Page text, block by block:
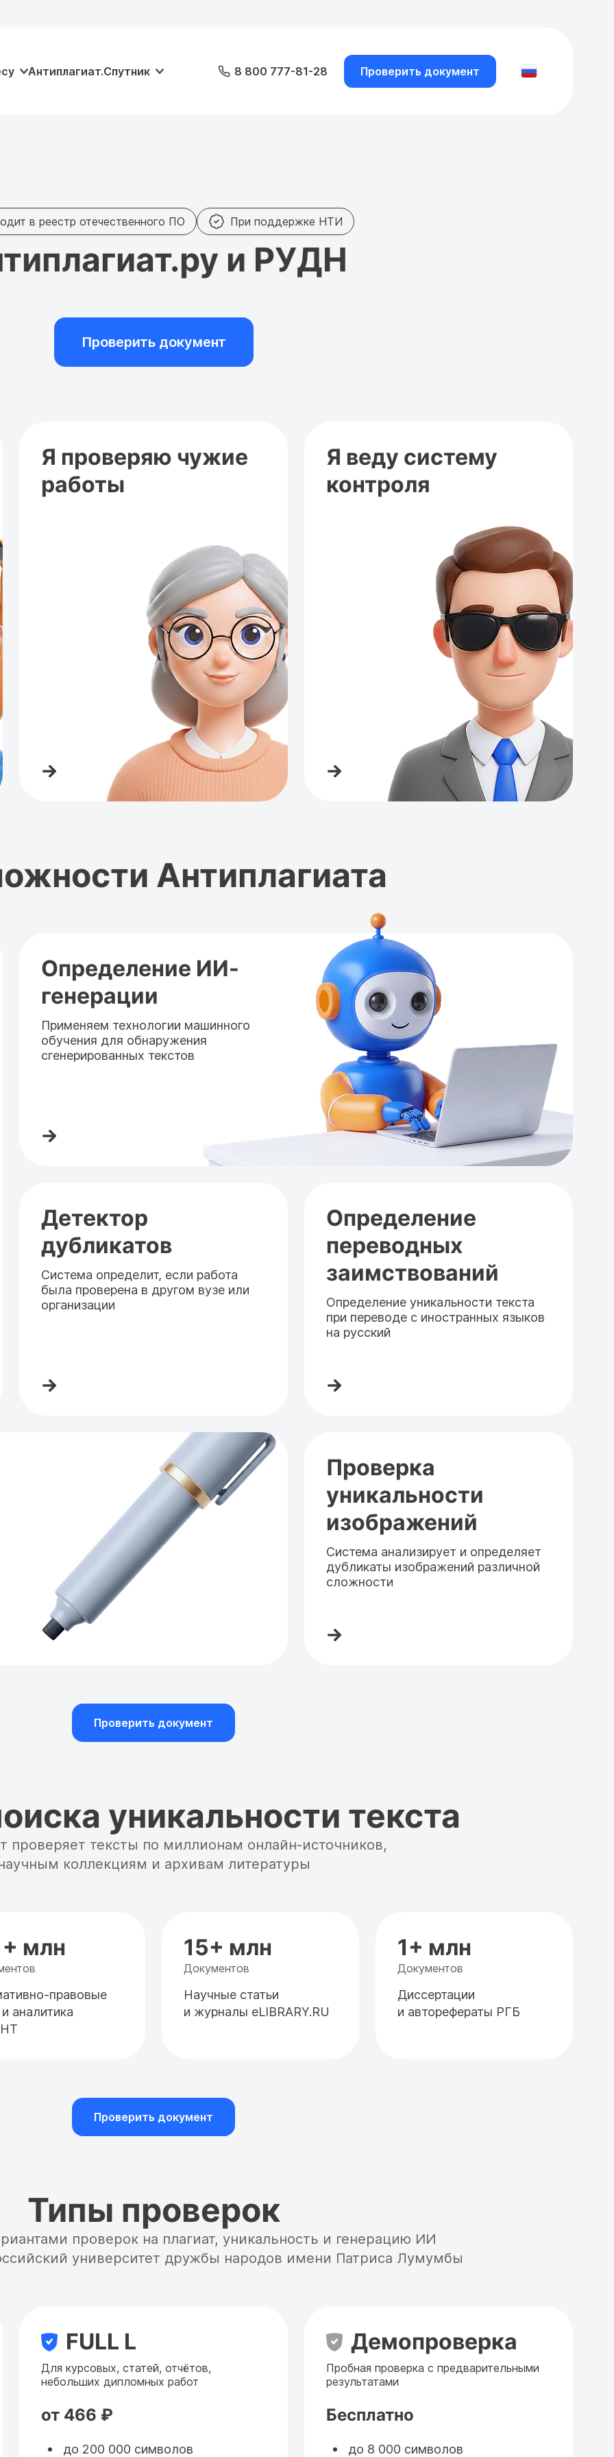
Антиплагиат.Спутник 8 800 777-81-28 Проверить документ
в реестр отечественного ПО При поддержке НТИ
и РУДН
Проверить документ
Я проверяю чужие
работы
Я веду систему
контроля
Антиплагиата
Определение ИИ-
генерации
Применяем технологии машинного
обучения для обнаружения
сгенерированных текстов
Детектор
дубликатов
Система определит, если работа
была проверена в другом вузе или
организации
Определение
переводных
заимствований
Определение уникальности текста
при переводе с иностранных языков
на русский
Проверка
уникальности
изображений
Система анализирует и определяет
дубликаты изображений различной
сложности
Проверить документ
уникальности текста
проверяет тексты по миллионам онлайн-источников,
коллекциям и архивам литературы
млн
правовые
аналитика
15+ млн
Документов
Научные статьи
и журналы eLIBRARY.RU
1+ млн
Документов
Диссертации
и авторефераты РГБ
Проверить документ
Типы проверок
проверок на плагиат, уникальность и генерацию ИИ
университет дружбы народов имени Патриса Лумумбы
FULL L
Для курсовых, статей, отчётов,
небольших дипломных работ
от 466 ₽
до 200 000 символов
Демопроверка
Пробная проверка с предварительными
результатами
Бесплатно
до 8 000 символов